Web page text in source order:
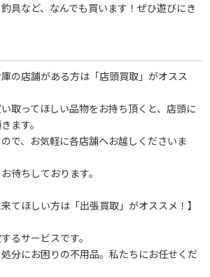
具など、なんでも買います！ぜひ遊びにき
の店舗がある方は「店頭買取」がオスス
取ってほしい品物をお持ち頂くと、店頭に
ます。
で、お気軽に各店舗へお越しくださいま
待ちしております。
てほしい方は「出張買取」がオススメ！】
るサービスです。
分にお困りの不用品。私たちにお任せくだ